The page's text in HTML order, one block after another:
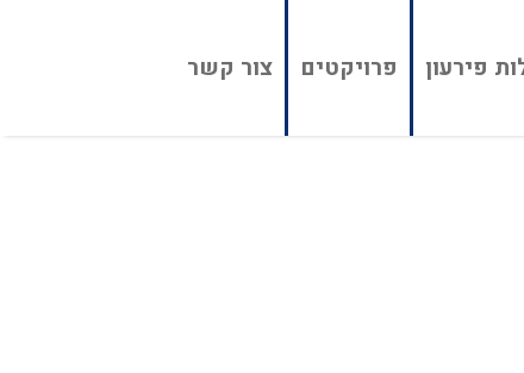
פירעון פרויקטים צור קשר